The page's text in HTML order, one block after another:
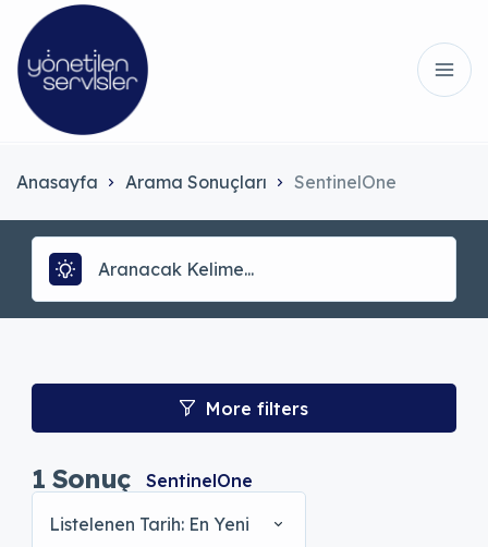
Anasayfa Arama Sonuçları SentinelOne
More filters
1 Sonuç
SentinelOne
Listelenen Tarih: En Yeni